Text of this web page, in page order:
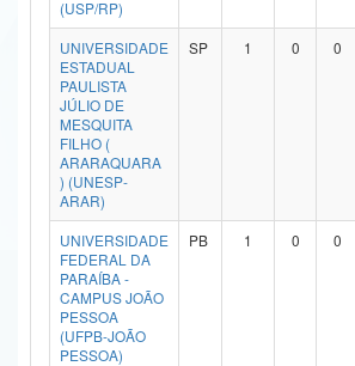
Ministério da Mulher, da Família e dos Direitos Humanos
Secretaria-Geral
Secretaria de Governo
Gabinete de Segurança Institucional
Advocacia-Geral da União
Banco Central do Brasil
(USP/RP)
UNIVERSIDADE
ESTADUAL
PAULISTA
JÚLIO DE
MESQUITA
FILHO (
ARARAQUARA
) (UNESP-
ARAR)
SP 1 0 0
UNIVERSIDADE
FEDERAL DA
PARAÍBA -
CAMPUS JOÃO
PESSOA
(UFPB-JOÃO
PESSOA)
PB 1 0 0